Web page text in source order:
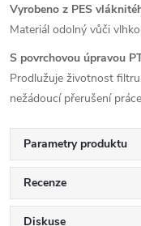
Vyrobeno z PES
Materiál odolný vůči
S povrchovou úpravou
Prodlužuje životnost
nežádoucí přerušení
Parametry produktu
Recenze
Diskuse